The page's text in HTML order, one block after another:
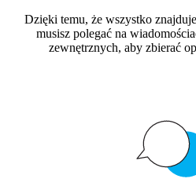
Dzięki temu, że wszystko
musisz polegać na
zewnętrznych, aby zbierać